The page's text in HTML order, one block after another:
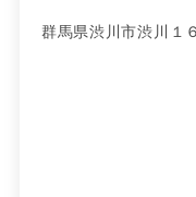
群馬県渋川市渋川１